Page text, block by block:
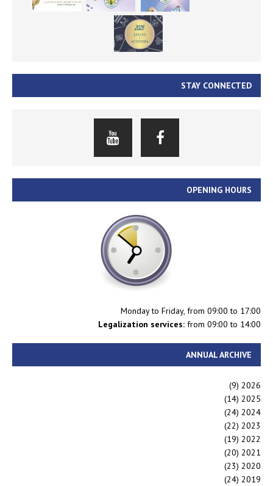
STAY CONNECTED
OPENING HOURS
Monday to Friday, from 09:00 to 17:00
Legalization services: from 09:00 to 14:00
ANNUAL ARCHIVE
2026
(9)
2025
(14)
2024
(24)
2023
(22)
2022
(19)
2021
(20)
2020
(23)
2019
(24)